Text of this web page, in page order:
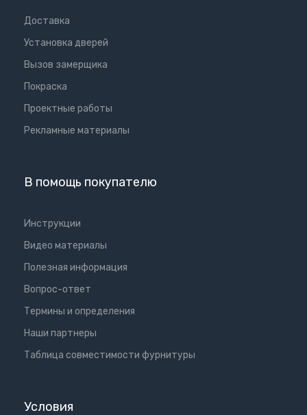
Доставка
Установка дверей
Вызов замерщика
Покраска
Проектные работы
Рекламные материалы
В помощь покупателю
Инструкции
Видео материалы
Полезная информация
Вопрос-ответ
Термины и определения
Наши партнеры
Таблица совместимости фурнитуры
Условия